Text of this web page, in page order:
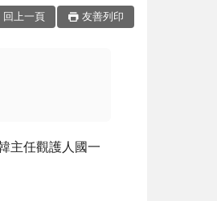
回上一頁 友善列印
主任觀護人國一